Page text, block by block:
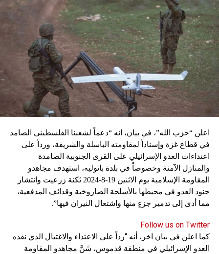
اعلن “حزب الله”، في بيان، انه “دعماً لشعبنا الفلسطيني الصامد
في قطاع غزة وإسناداً لمقاومته الباسلة ‌‏‌‏‌والشريفة، ورداً على
اعتداءات العدو الإسرائيلي على القرى الجنوبية الصامدة
والمنازل الآمنة وخصوصاً في بلدة باتوليه، استهدف مجاهدو
المقاومة الإسلامية يوم الاثنين 19-8-2024 ثكنة زرعيت وانتشار
جنود العدو في محيطها بالأسلحة الصاروخية وقذائف المدفعية،
مما أدى إلى تدمير جزءٍ منها واشتعال النيران فيها”.
Follow us on Twitter
كما اعلن في بيان اخر، أنه “رداً على الاعتداء والاغتيال الذي نفذه
العدو الإسرائيلي في منطقة قدموس، شَنَّ مجاهدو المقاومة